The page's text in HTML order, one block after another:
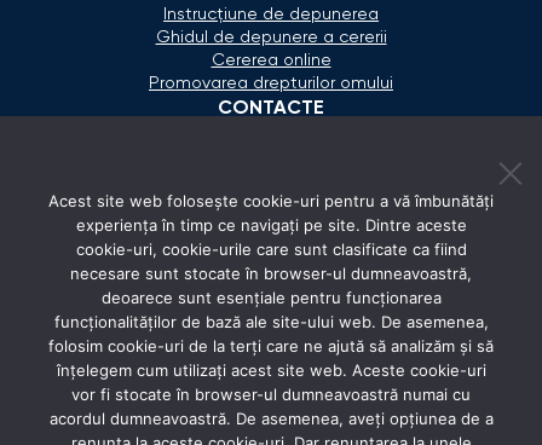
Instrucțiune de depunerea
Ghidul de depunere a cererii
Cererea online
Promovarea drepturilor omului
CONTACTE
secretariat@ombudsman.md
Strada Calea Ieşilor 11/3, Chişinău
Luni - Vineri: 08:00 - 17:00
REȚELE SOCIALE
Acest site web folosește cookie-uri pentru a vă îmbunătăți
experiența în timp ce navigați pe site. Dintre aceste
cookie-uri, cookie-urile care sunt clasificate ca fiind
necesare sunt stocate în browser-ul dumneavoastră,
deoarece sunt esențiale pentru funcționarea
funcționalităților de bază ale site-ului web. De asemenea,
folosim cookie-uri de la terți care ne ajută să analizăm și să
înțelegem cum utilizați acest site web. Aceste cookie-uri
vor fi stocate în browser-ul dumneavoastră numai cu
acordul dumneavoastră. De asemenea, aveți opțiunea de a